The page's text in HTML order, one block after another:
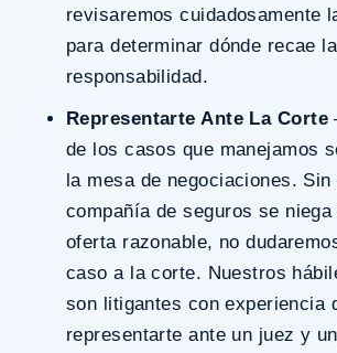
revisaremos cuidadosamente
para determinar dónde recae la
responsabilidad.
Representarte Ante La Corte
de los casos que manejamos
la mesa de negociaciones.
compañía de seguros se niega
oferta razonable, no
caso a la corte. Nuestros
son litigantes con experiencia
representarte ante un juez y